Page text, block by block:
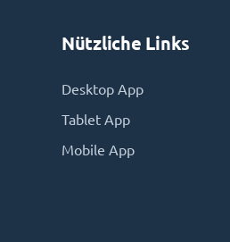
Nützliche Links
Desktop App
Tablet App
Mobile App